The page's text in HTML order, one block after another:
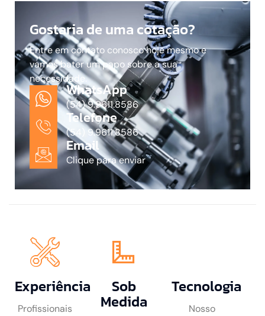
Gostaria de uma cotação?
Entre em contato conosco hoje mesmo e
vamos bater um papo sobre a sua
necessidade.
WhatsApp
(54) 9.9611.8586
Telefone
(54) 9.9611.8586
Email
Clique para enviar
Experiência
Profissionais
Sob
Medida
Tecnologia
Nosso